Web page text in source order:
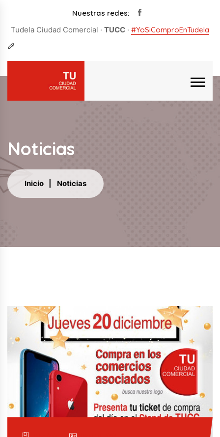
Nuestras redes:
Tudela Ciudad Comercial · TUCC · #YoSiComproEnTudela
Noticias
Inicio Noticias